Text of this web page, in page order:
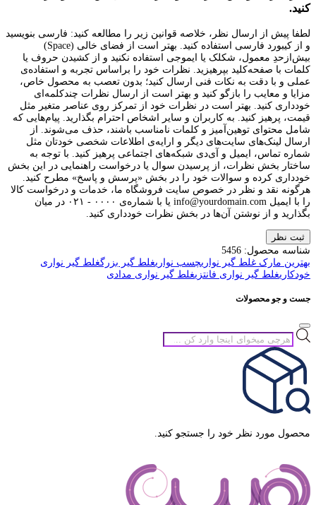
کنید.
لطفا پیش از ارسال نظر، خلاصه قوانین زیر را مطالعه کنید: فارسی بنویسید
و از کیبورد فارسی استفاده کنید. بهتر است از فضای خالی (Space)
بیش‌از‌حدِ معمول، شکلک یا ایموجی استفاده نکنید و از کشیدن حروف یا
کلمات با صفحه‌کلید بپرهیزید. نظرات خود را براساس تجربه و استفاده‌ی
عملی و با دقت به نکات فنی ارسال کنید؛ بدون تعصب به محصول خاص،
مزایا و معایب را بازگو کنید و بهتر است از ارسال نظرات چندکلمه‌‌ای
خودداری کنید. بهتر است در نظرات خود از تمرکز روی عناصر متغیر مثل
قیمت، پرهیز کنید. به کاربران و سایر اشخاص احترام بگذارید. پیام‌هایی که
شامل محتوای توهین‌آمیز و کلمات نامناسب باشند، حذف می‌شوند. از
ارسال لینک‌های سایت‌های دیگر و ارایه‌ی اطلاعات شخصی خودتان مثل
شماره تماس، ایمیل و آی‌دی شبکه‌های اجتماعی پرهیز کنید. با توجه به
ساختار بخش نظرات، از پرسیدن سوال یا درخواست راهنمایی در این بخش
خودداری کرده و سوالات خود را در بخش «پرسش و پاسخ» مطرح کنید.
هرگونه نقد و نظر در خصوص سایت فروشگاه ما، خدمات و درخواست کالا
را با ایمیل info@yourdomain.com یا با شماره‌ی ۰۰۰۰ - ۰۲۱ در میان
بگذارید و از نوشتن آن‌ها در بخش نظرات خودداری کنید.
ثبت نظر
شناسه محصول: 5456
بهترین مارک غلط گیر نواریچسب نواریغلط گیر بزرگغلط گیر نواری
خودکاری‬‎غلط گیر نواری فانتزیغلط گیر نواری مدادی
جست و جو محصولات
جستجوی
محصولات
محصول مورد نظر خود را جستجو کنید.